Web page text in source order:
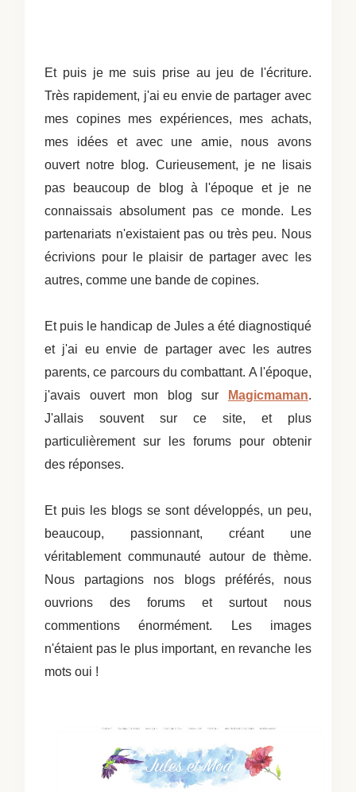
Et puis je me suis prise au jeu de l'écriture.
Très rapidement, j'ai eu envie de partager avec
mes copines mes expériences, mes achats,
mes idées et avec une amie, nous avons
ouvert notre blog. Curieusement, je ne lisais
pas beaucoup de blog à l'époque et je ne
connaissais absolument pas ce monde. Les
partenariats n'existaient pas ou très peu. Nous
écrivions pour le plaisir de partager avec les
autres, comme une bande de copines.
Et puis le handicap de Jules a été diagnostiqué
et j'ai eu envie de partager avec les autres
parents, ce parcours du combattant. A l'époque,
j'avais ouvert mon blog sur
Magicmaman.
J'allais souvent sur ce site, et plus
particulièrement sur les forums pour obtenir
des réponses.
Et puis les blogs se sont développés, un peu,
beaucoup, passionnant, créant une
véritablement communauté autour de thème.
Nous partagions nos blogs préférés, nous
ouvrions des forums et surtout nous
commentions énormément. Les images
n'étaient pas le plus important, en revanche les
mots oui !